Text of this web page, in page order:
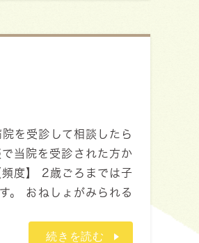
を受診して相談したら
当院を受診された方か
度】 2歳ごろまでは子
。 おねしょがみられる
続きを読む